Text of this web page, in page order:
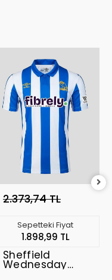
2.373,74 TL
Sepetteki Fiyat
1.898,99 TL
Sheffield
Wednesday